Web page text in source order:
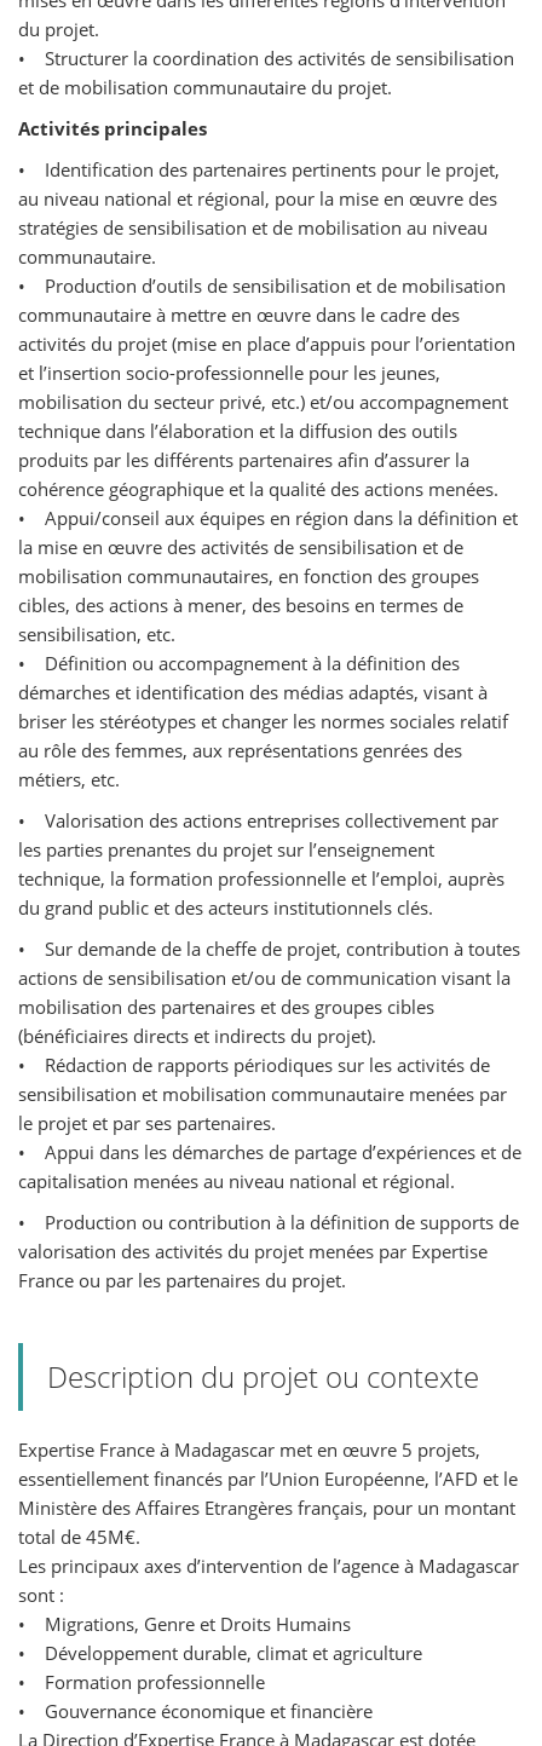
du projet.
• Structurer la coordination des activités de sensibilisation
et de mobilisation communautaire du projet.
Activités principales
• Identification des partenaires pertinents pour le projet,
au niveau national et régional, pour la mise en œuvre des
stratégies de sensibilisation et de mobilisation au niveau
communautaire.
• Production d’outils de sensibilisation et de mobilisation
communautaire à mettre en œuvre dans le cadre des
activités du projet (mise en place d’appuis pour l’orientation
et l’insertion socio-professionnelle pour les jeunes,
mobilisation du secteur privé, etc.) et/ou accompagnement
technique dans l’élaboration et la diffusion des outils
produits par les différents partenaires afin d’assurer la
cohérence géographique et la qualité des actions menées.
• Appui/conseil aux équipes en région dans la définition et
la mise en œuvre des activités de sensibilisation et de
mobilisation communautaires, en fonction des groupes
cibles, des actions à mener, des besoins en termes de
sensibilisation, etc.
• Définition ou accompagnement à la définition des
démarches et identification des médias adaptés, visant à
briser les stéréotypes et changer les normes sociales relatif
au rôle des femmes, aux représentations genrées des
métiers, etc.
• Valorisation des actions entreprises collectivement par
les parties prenantes du projet sur l’enseignement
technique, la formation professionnelle et l’emploi, auprès
du grand public et des acteurs institutionnels clés.
• Sur demande de la cheffe de projet, contribution à toutes
actions de sensibilisation et/ou de communication visant la
mobilisation des partenaires et des groupes cibles
(bénéficiaires directs et indirects du projet).
• Rédaction de rapports périodiques sur les activités de
sensibilisation et mobilisation communautaire menées par
le projet et par ses partenaires.
• Appui dans les démarches de partage d’expériences et de
capitalisation menées au niveau national et régional.
• Production ou contribution à la définition de supports de
valorisation des activités du projet menées par Expertise
France ou par les partenaires du projet.
Description du projet ou contexte
Expertise France à Madagascar met en œuvre 5 projets,
essentiellement financés par l’Union Européenne, l’AFD et le
Ministère des Affaires Etrangères français, pour un montant
total de 45M€.
Les principaux axes d’intervention de l’agence à Madagascar
sont :
• Migrations, Genre et Droits Humains
• Développement durable, climat et agriculture
• Formation professionnelle
• Gouvernance économique et financière
La Direction d’Expertise France à Madagascar est dotée